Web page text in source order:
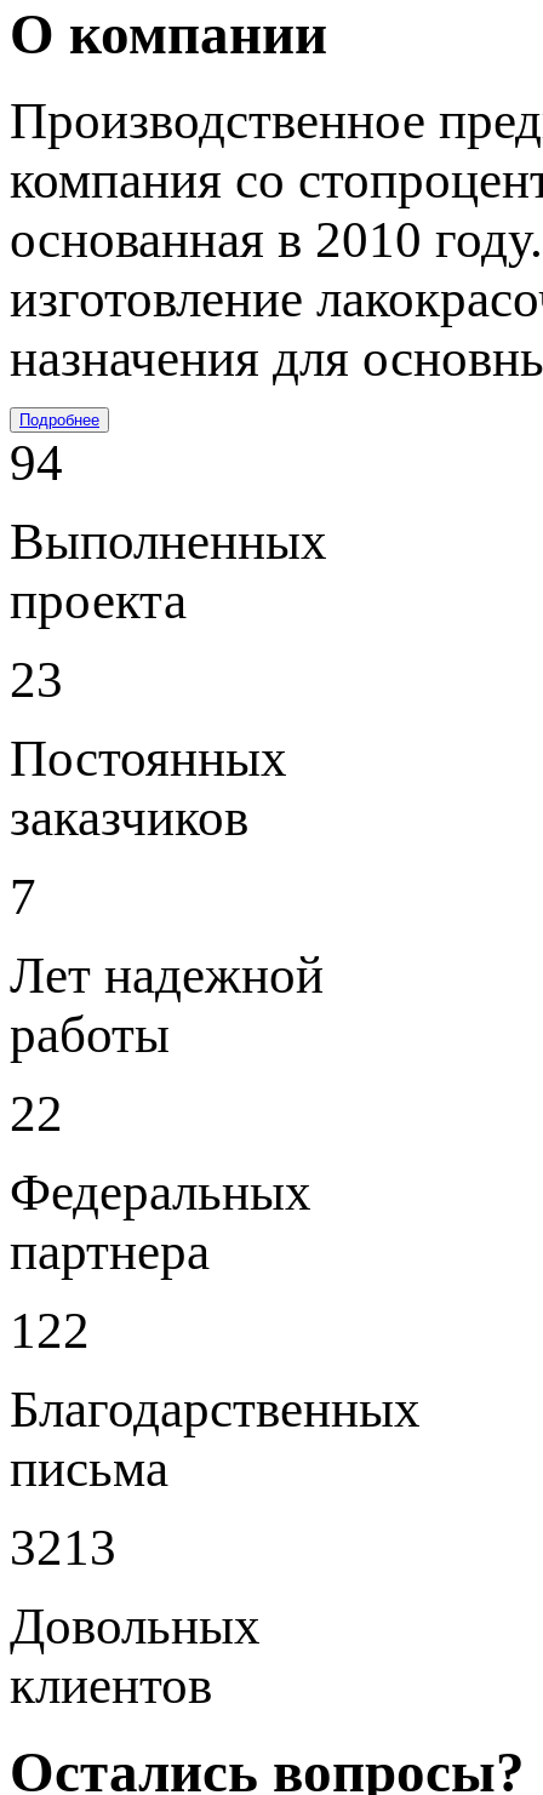
О компании
Производственное
компания со
основанная в 2010
изготовление
назначения для
Подробнее
94
Выполненных
проекта
23
Постоянных
заказчиков
7
Лет надежной
работы
22
Федеральных
партнера
122
Благодарственных
письма
3213
Довольных
клиентов
Остались вопросы?